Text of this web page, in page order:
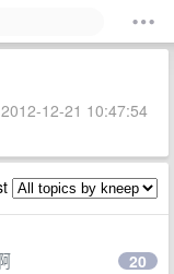
12-21 10:47:54
20